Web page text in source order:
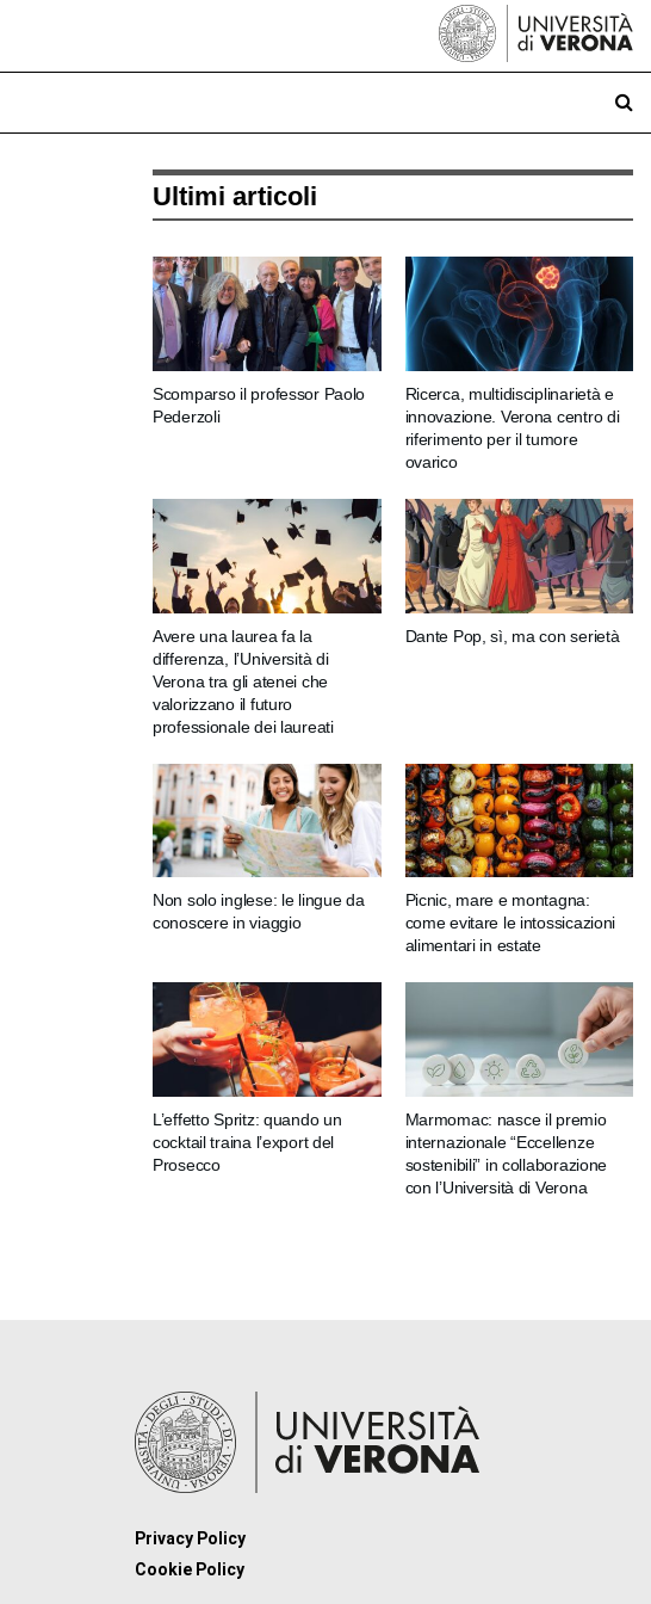
Ultimi articoli
Scomparso il professor Paolo
Pederzoli
Ricerca, multidisciplinarietà e
innovazione. Verona centro di
riferimento per il tumore
ovarico
Avere una laurea fa la
differenza, l’Università di
Verona tra gli atenei che
valorizzano il futuro
professionale dei laureati
Dante Pop, sì, ma con serietà
Non solo inglese: le lingue da
conoscere in viaggio
Picnic, mare e montagna:
come evitare le intossicazioni
alimentari in estate
L’effetto Spritz: quando un
cocktail traina l’export del
Prosecco
Marmomac: nasce il premio
internazionale “Eccellenze
sostenibili” in collaborazione
con l’Università di Verona
Privacy Policy
Cookie Policy